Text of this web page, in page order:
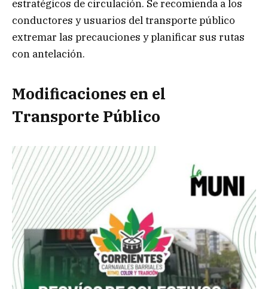
estratégicos de circulación. Se recomienda a los
conductores y usuarios del transporte público
extremar las precauciones y planificar sus rutas
con antelación.
Modificaciones en el
Transporte Público